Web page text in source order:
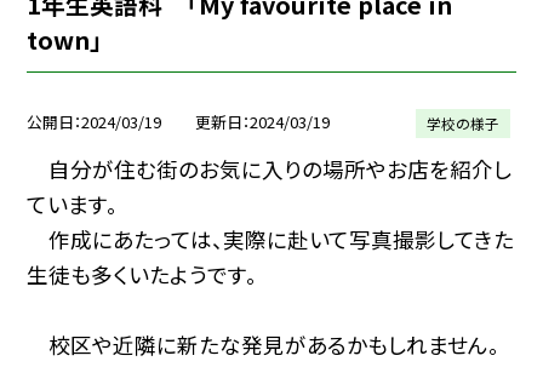
town」
公開日 2024/03/19 更新日 2024/03/19 学校の様子
自分が住む街のお気に入りの場所やお店を紹介し
ています。
作成にあたっては、実際に赴いて写真撮影してきた
生徒も多くいたようです。
校区や近隣に新たな発見があるかもしれません。